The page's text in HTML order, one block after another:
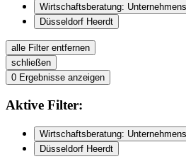
Wirtschaftsberatung:
Düsseldorf Heerdt
alle Filter entfernen
schließen
0 Ergebnisse anzeigen
Aktive Filter:
Wirtschaftsberatung:
Düsseldorf Heerdt